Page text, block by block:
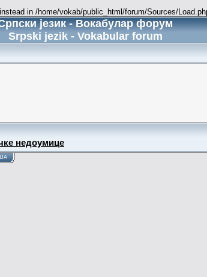
in /home/vokab/public_html/forum/Sources/
језик - Вокабулар форум
Srpski jezik - Vokabular forum
недоумице